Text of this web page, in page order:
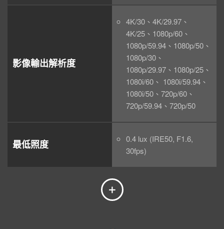
影像輸出解析度
4K/30、4K/29.97、
4K/25、1080p/60、
1080p/59.94、1080p/50、
1080p/30、
1080p/29.97、1080p/25、
1080i/60、 1080i/59.94、
1080i/50、720p/60、
720p/59.94、720p/50
最低照度
0.4 lux (IRE50, F1.6,
30fps)